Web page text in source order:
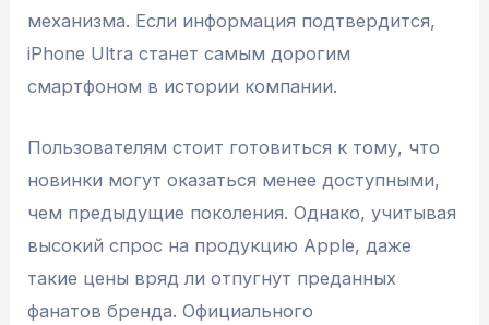
механизма. Если информация подтвердится,
iPhone Ultra станет самым дорогим
смартфоном в истории компании.
Пользователям стоит готовиться к тому, что
новинки могут оказаться менее доступными,
чем предыдущие поколения. Однако, учитывая
высокий спрос на продукцию Apple, даже
такие цены вряд ли отпугнут преданных
фанатов бренда. Официального